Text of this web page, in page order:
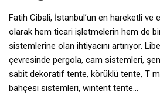
Fatih Cibali, İstanbul’un en hareketli ve
olarak hem ticari işletmelerin hem de
sistemlerine olan ihtiyacını artırıyor.
çevresinde pergola, cam sistemleri,
sabit dekoratif tente, körüklü tente, T
bahçesi sistemleri, wintent tente…